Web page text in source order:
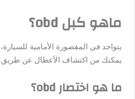
ماهو كبل obd؟
يتواجد في المقصورة الأمامية
يمكنك من اكتشاف الأعطال عن طريق
ما هو اختصار obd؟